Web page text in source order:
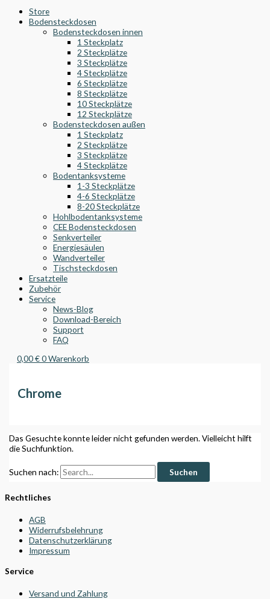
Store
Bodensteckdosen
Bodensteckdosen innen
1 Steckplatz
2 Steckplätze
3 Steckplätze
4 Steckplätze
6 Steckplätze
8 Steckplätze
10 Steckplätze
12 Steckplätze
Bodensteckdosen außen
1 Steckplatz
2 Steckplätze
3 Steckplätze
4 Steckplätze
Bodentanksysteme
1-3 Steckplätze
4-6 Steckplätze
8-20 Steckplätze
Hohlbodentanksysteme
CEE Bodensteckdosen
Senkverteiler
Energiesäulen
Wandverteiler
Tischsteckdosen
Ersatzteile
Zubehör
Service
News-Blog
Download-Bereich
Support
FAQ
0,00€0Warenkorb
Chrome
Das Gesuchte konnte leider nicht gefunden werden. Vielleicht hilft
die Suchfunktion.
Suchen nach:
Rechtliches
AGB
Widerrufsbelehrung
Datenschutzerklärung
Impressum
Service
Versand und Zahlung